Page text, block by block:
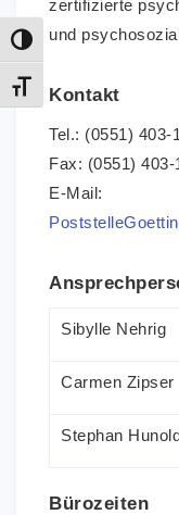
Umschalten auf hohe
Schrift vergrößern
zertifizierte
und
Kontakt
Tel.: (0551) 403-
Fax: (0551) 403-
E-Mail:
Sibylle Nehrig
Carmen Zipser
Stephan
Bürozeiten